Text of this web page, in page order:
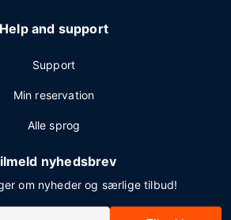
Help and support
Support
Min reservation
Alle sprog
nyhedsbrev
om nyheder og særlige tilbud!